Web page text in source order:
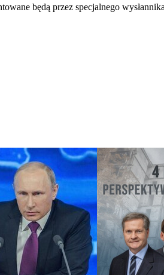
będą przez specjalnego